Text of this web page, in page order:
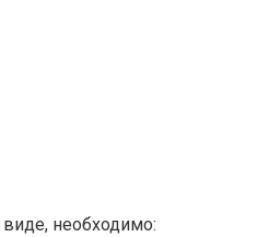
необходимо: